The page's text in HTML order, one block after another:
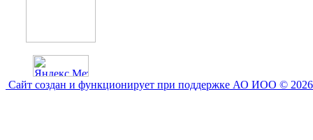
Сайт создан и функционирует при поддержке АО ИОО © 2026